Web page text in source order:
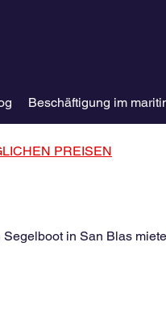
Beschäftigung im
PREISEN
in San Blas